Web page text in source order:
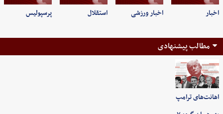
اخبار اخبار ورزشی استقلال پرسپولیس
مطالب پیشنهادی
اهانت‌های ترامپ